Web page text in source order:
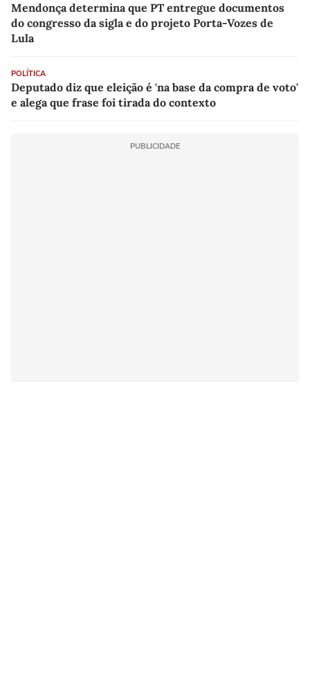
Mendonça determina que PT entregue documentos
do congresso da sigla e do projeto Porta-Vozes de
Lula
POLÍTICA
Deputado diz que eleição é 'na base da compra de voto'
e alega que frase foi tirada do contexto
PUBLICIDADE